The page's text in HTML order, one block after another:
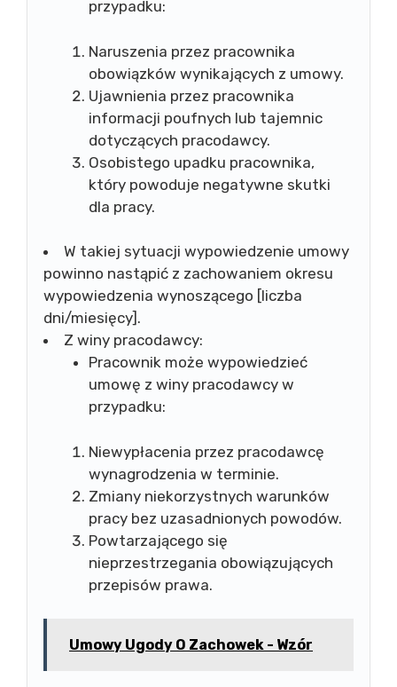
przypadku:
Naruszenia przez pracownika
obowiązków wynikających z umowy.
Ujawnienia przez pracownika
informacji poufnych lub tajemnic
dotyczących pracodawcy.
Osobistego upadku pracownika,
który powoduje negatywne skutki
dla pracy.
W takiej sytuacji wypowiedzenie umowy
powinno nastąpić z zachowaniem okresu
wypowiedzenia wynoszącego [liczba
dni/miesięcy].
Z winy pracodawcy:
Pracownik może wypowiedzieć
umowę z winy pracodawcy w
przypadku:
Niewypłacenia przez pracodawcę
wynagrodzenia w terminie.
Zmiany niekorzystnych warunków
pracy bez uzasadnionych powodów.
Powtarzającego się
nieprzestrzegania obowiązujących
przepisów prawa.
Umowy Ugody O Zachowek - Wzór